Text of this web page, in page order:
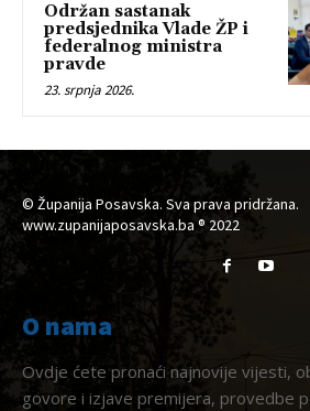
Održan sastanak
predsjednika Vlade ŽP i
federalnog ministra
pravde
23. srpnja 2026.
© Županija Posavska. Sva prava pridržana.
www.zupanijaposavska.ba ® 2022
O nama
Ovdje ćete pronaći najnovije vijesti,
govore i izjave premijera, provedbe